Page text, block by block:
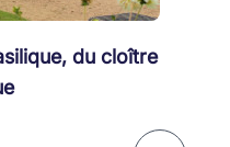
du cloître